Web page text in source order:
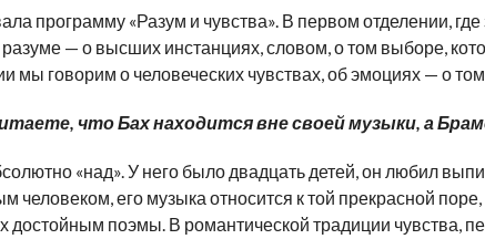
программу «Разум и чувства». В первом отделении,
— о высших инстанциях, словом, о том выборе,
мы говорим о человеческих чувствах, об эмоциях — о
что Бах находится вне своей музыки, а
«над». У него было двадцать детей, он любил
человеком, его музыка относится к той прекрасной
достойным поэмы. В романтической традиции чувства,